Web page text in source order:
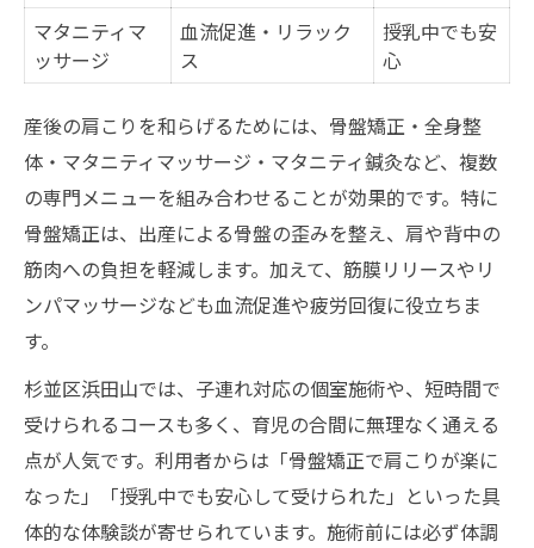
マタニティマ
ッサージ
血流促進・リラック
ス
授乳中でも安
心
産後の肩こりを和らげるためには、骨盤矯正・全身整
体・マタニティマッサージ・マタニティ鍼灸など、複数
の専門メニューを組み合わせることが効果的です。特に
骨盤矯正は、出産による骨盤の歪みを整え、肩や背中の
筋肉への負担を軽減します。加えて、筋膜リリースやリ
ンパマッサージなども血流促進や疲労回復に役立ちま
す。
杉並区浜田山では、子連れ対応の個室施術や、短時間で
受けられるコースも多く、育児の合間に無理なく通える
点が人気です。利用者からは「骨盤矯正で肩こりが楽に
なった」「授乳中でも安心して受けられた」といった具
体的な体験談が寄せられています。施術前には必ず体調